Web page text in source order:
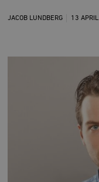
JACOB LUNDBERG 13 APRIL